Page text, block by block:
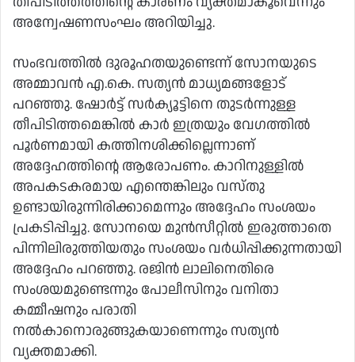
അന്വേഷണസംഘം അറിയിച്ചു.
സംഭവത്തില്‍ ദുരൂഹതയുണ്ടെന്ന് സോനയുടെ
അമ്മാവന്‍ എ.കെ. സത്യന്‍ മാധ്യമങ്ങളോട്
പറഞ്ഞു. ഷോര്‍ട്ട് സര്‍ക്യൂട്ടിനെ തുടര്‍ന്നുള്ള
തീപിടിത്തമെങ്കില്‍ കാര്‍ ഇത്രയും വേഗത്തില്‍
പൂര്‍ണമായി കത്തിനശിക്കില്ലെന്നാണ്
അദ്ദേഹത്തിന്റെ ആരോപണം. കാറിനുള്ളില്‍
അപകടകരമായ എന്തെങ്കിലും വസ്തു
ഉണ്ടായിരുന്നിരിക്കാമെന്നും അദ്ദേഹം സംശയം
പ്രകടിപ്പിച്ചു. സോനയെ മുന്‍സീറ്റില്‍ ഇരുത്താതെ
പിന്നിലിരുത്തിയതും സംശയം വര്‍ധിപ്പിക്കുന്നതായി
അദ്ദേഹം പറഞ്ഞു. രജിന്‍ ലാലിനെതിരെ
സംശയമുണ്ടെന്നും പോലീസിനും വനിതാ
കമ്മീഷനും പരാതി
നല്‍കാനൊരുങ്ങുകയാണെന്നും സത്യന്‍
വ്യക്തമാക്കി.